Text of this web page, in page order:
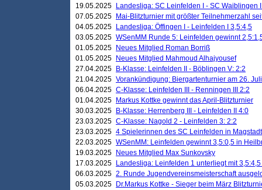
19.05.2025
Landesliga: SC Leinfelden I - SC Waiblingen
07.05.2025
Mai-Blitzturnier mit größter Teilnehmerzahl
04.05.2025
Landesliga: Öffingen I - Leinfelden I 3,5:4,5
03.05.2025 WSenMM Runde 5: Leinfelden gewinnt
01.05.2025
Neues Mitglied Roman Borriß
01.05.2025
Neues Mitglied Mahmoud Alhajyousef
27.04.2025
B-Klasse: Leinfelden II - Böblingen V: 2:2
21.04.2025 Vorankündigung: Biergartenturnier am 26. Juli
06.04.2025 C-Klasse: Leinfelden III - Renningen III 2:2
01.04.2025
Markus Kottke gewinnt das April-Blitzturnier
30.03.2025
B-Klasse: Herrenberg III - Leinfelden II 4:0
23.03.2025 C-Klasse: Nagold 2 - Leinfelden 3: 2:2
23.03.2025 4 Spielerinnen des SC Leinfelden in Magstadt
22.03.2025 WSenMM: Leinfelden gewinnt 3,5:0,5 in
19.03.2025
Neues Mitglied Max Sunkovsky
17.03.2025
Landesliga: Leinfelden 1 unterliegt mit
06.03.2025 2. Runde Jugendvereinsmeisterschaft
05.03.2025
Dr.Markus Kottke - Sieger beim März